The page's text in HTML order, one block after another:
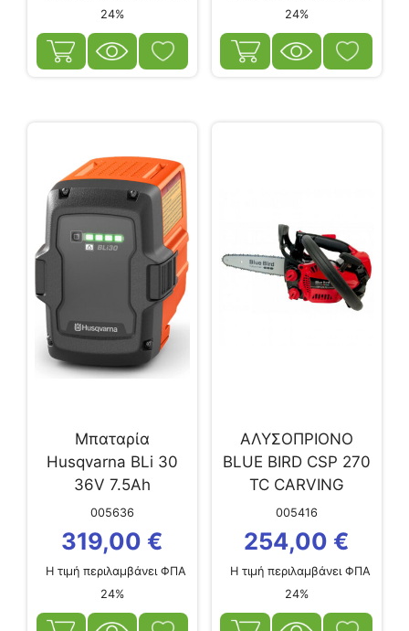
24%
24%
Μπαταρία
Husqvarna BLi 30
36V 7.5Ah
005636
319,00 €
Η τιμή περιλαμβάνει ΦΠΑ
24%
ΑΛΥΣΟΠΡΙΟΝΟ
BLUE BIRD CSP 270
TC CARVING
005416
254,00 €
Η τιμή περιλαμβάνει ΦΠΑ
24%